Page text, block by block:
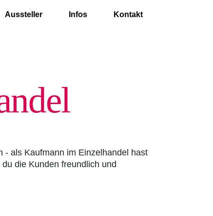
Aussteller Infos Kontakt
- als Kaufmann im Einzelhandel hast
die Kunden freundlich und